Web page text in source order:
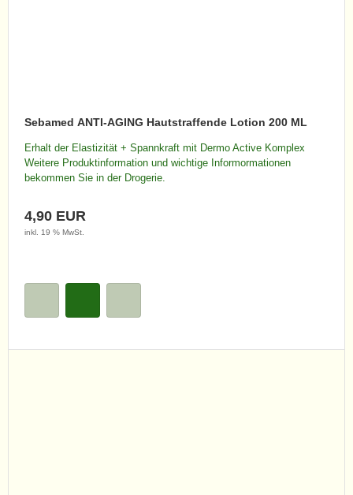
Sebamed ANTI-AGING Hautstraffende Lotion 200 ML
Erhalt der Elastizität + Spannkraft mit Dermo Active Komplex
Weitere Produktinformation und wichtige Informormationen
bekommen Sie in der Drogerie.
4,90 EUR
inkl. 19 % MwSt.